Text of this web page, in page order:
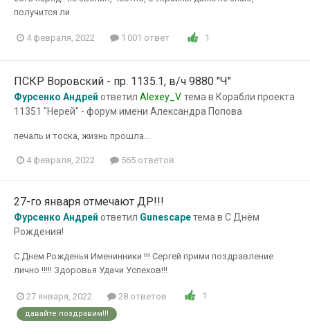
получится ли
4 февраля, 2022 1 001 ответ 1
ПСКР Воровский - пр. 1135.1, в/ч 9880 "Ч"
Фурсенко Андрей ответил Alexey_V. тема в Корабли проекта
11351 "Нерей" - форум имени Александра Попова
печаль и тоска, жизнь прошла...
4 февраля, 2022 565 ответов
27-го января отмечают ДР!!!
Фурсенко Андрей ответил Gunescapeтема в С Днём
Рождения!
С Днем Рожденья Именинники !!! Сергей прими поздравление
лично !!!!! Здоровья Удачи Успехов!!!
27 января, 2022 28 ответов 1
давайте поздравим!!!